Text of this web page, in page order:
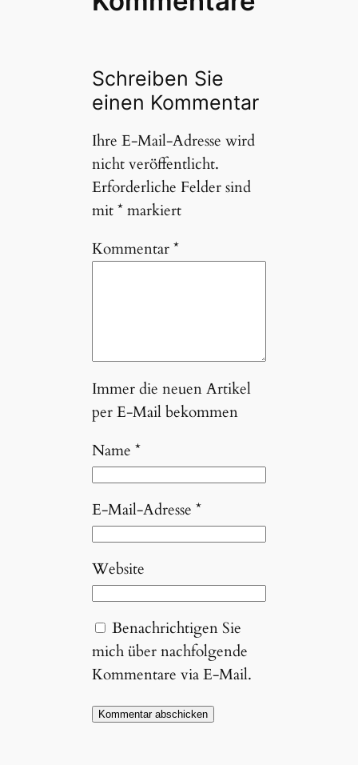
Schreiben Sie
einen Kommentar
Ihre E-Mail-Adresse wird
nicht veröffentlicht.
Erforderliche Felder sind
mit*markiert
Kommentar*
Immer die neuen Artikel
per E-Mail bekommen
Name*
E-Mail-Adresse*
Website
Benachrichtigen Sie
mich über nachfolgende
Kommentare via E-Mail.